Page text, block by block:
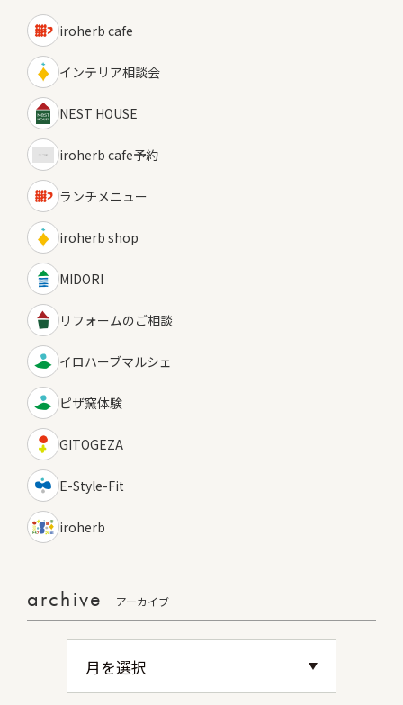
iroherb cafe
インテリア相談会
NEST HOUSE
iroherb cafe予約
ランチメニュー
iroherb shop
MIDORI
リフォームのご相談
イロハーブマルシェ
ピザ窯体験
GITOGEZA
E-Style-Fit
iroherb
archive アーカイブ